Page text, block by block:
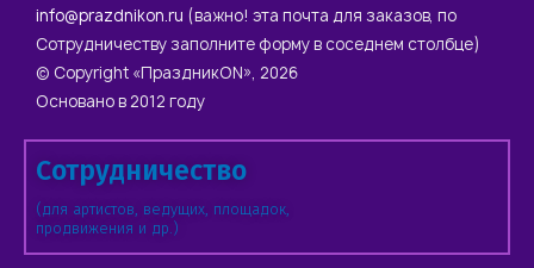
info@prazdnikon.ru (важно! эта почта для заказов, по
Сотрудничеству заполните форму в соседнем столбце)
© Copyright «ПраздникON», 2026
Основано в 2012 году
Сотрудничество
(для артистов, ведущих, площадок,
продвижения и др.)